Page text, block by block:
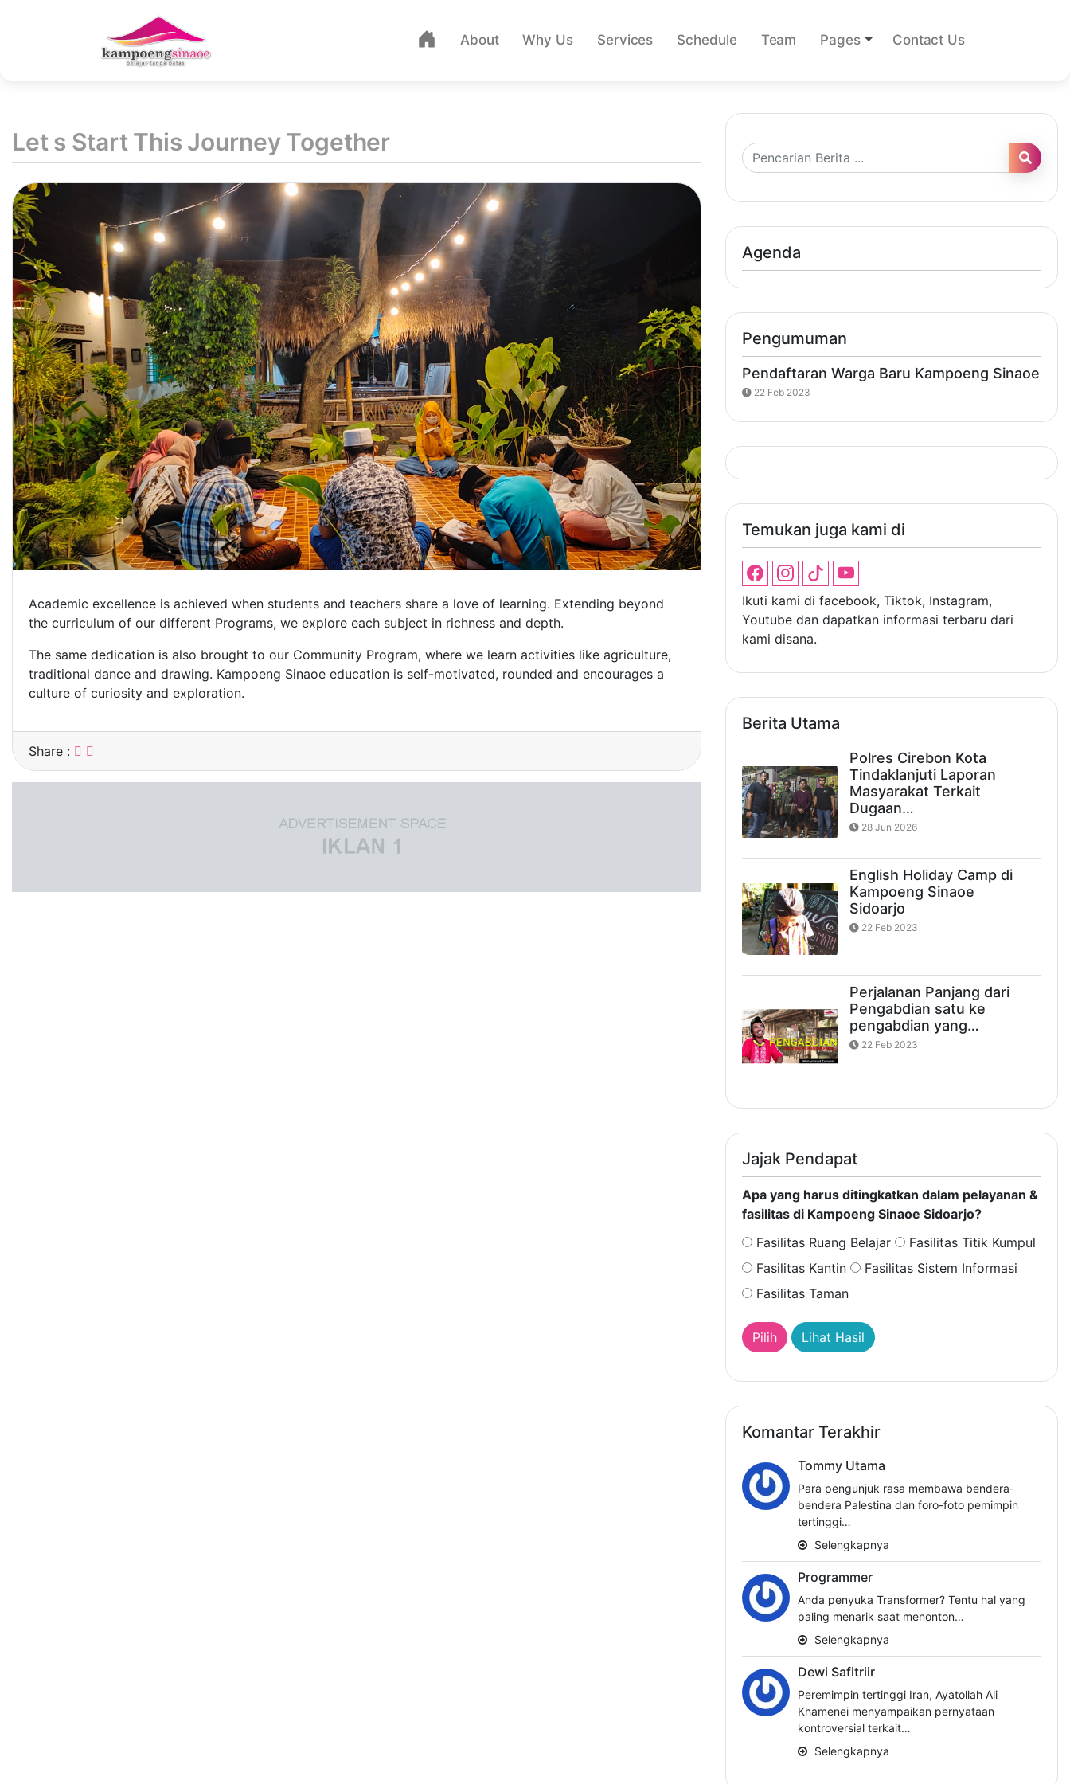
About Why Us Services Schedule Team Pages Contact Us
Let s Start This Journey Together
Academic excellence is achieved when students and teachers share a love of learning. Extending beyond
the curriculum of our different Programs, we explore each subject in richness and depth.
The same dedication is also brought to our Community Program, where we learn activities like agriculture,
traditional dance and drawing. Kampoeng Sinaoe education is self-motivated, rounded and encourages a
culture of curiosity and exploration.
Share :
Agenda
Pengumuman
Pendaftaran Warga Baru Kampoeng Sinaoe
22 Feb 2023
Temukan juga kami di
Ikuti kami di facebook, Tiktok, Instagram,
Youtube dan dapatkan informasi terbaru dari
kami disana.
Berita Utama
Polres Cirebon Kota
Tindaklanjuti Laporan
Masyarakat Terkait
Dugaan…
28 Jun 2026
English Holiday Camp di
Kampoeng Sinaoe
Sidoarjo
22 Feb 2023
Perjalanan Panjang dari
Pengabdian satu ke
pengabdian yang…
22 Feb 2023
Jajak Pendapat
Apa yang harus ditingkatkan dalam pelayanan &
fasilitas di Kampoeng Sinaoe Sidoarjo?
Fasilitas Ruang Belajar
Fasilitas Titik Kumpul
Fasilitas Kantin
Fasilitas Sistem Informasi
Fasilitas Taman
Lihat Hasil
Komantar Terakhir
Tommy Utama
Para pengunjuk rasa membawa bendera-
bendera Palestina dan foro-foto pemimpin
tertinggi…
Selengkapnya
Programmer
Anda penyuka Transformer? Tentu hal yang
paling menarik saat menonton…
Selengkapnya
Dewi Safitriir
Peremimpin tertinggi Iran, Ayatollah Ali
Khamenei menyampaikan pernyataan
kontroversial terkait…
Selengkapnya